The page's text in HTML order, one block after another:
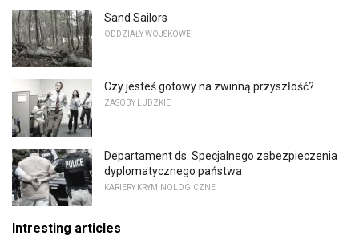
Sand Sailors
ODDZIAŁY WOJSKOWE
Czy jesteś gotowy na zwinną przyszłość?
ZASOBY LUDZKIE
Departament ds. Specjalnego zabezpieczenia
dyplomatycznego państwa
KARIERY KRYMINOLOGICZNE
Intresting articles